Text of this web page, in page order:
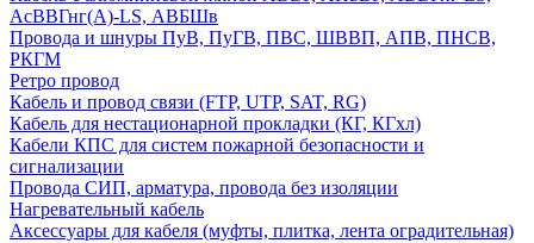
АсВВГнг(А)-LS, АВБШв
Провода и шнуры ПуВ, ПуГВ, ПВС, ШВВП, АПВ, ПНСВ,
РКГМ
Ретро провод
Кабель и провод связи (FTP, UTP, SAT, RG)
Кабель для нестационарной прокладки (КГ, КГхл)
Кабели КПС для систем пожарной безопасности и
сигнализации
Провода СИП, арматура, провода без изоляции
Нагревательный кабель
Аксессуары для кабеля (муфты, плитка, лента оградительная)